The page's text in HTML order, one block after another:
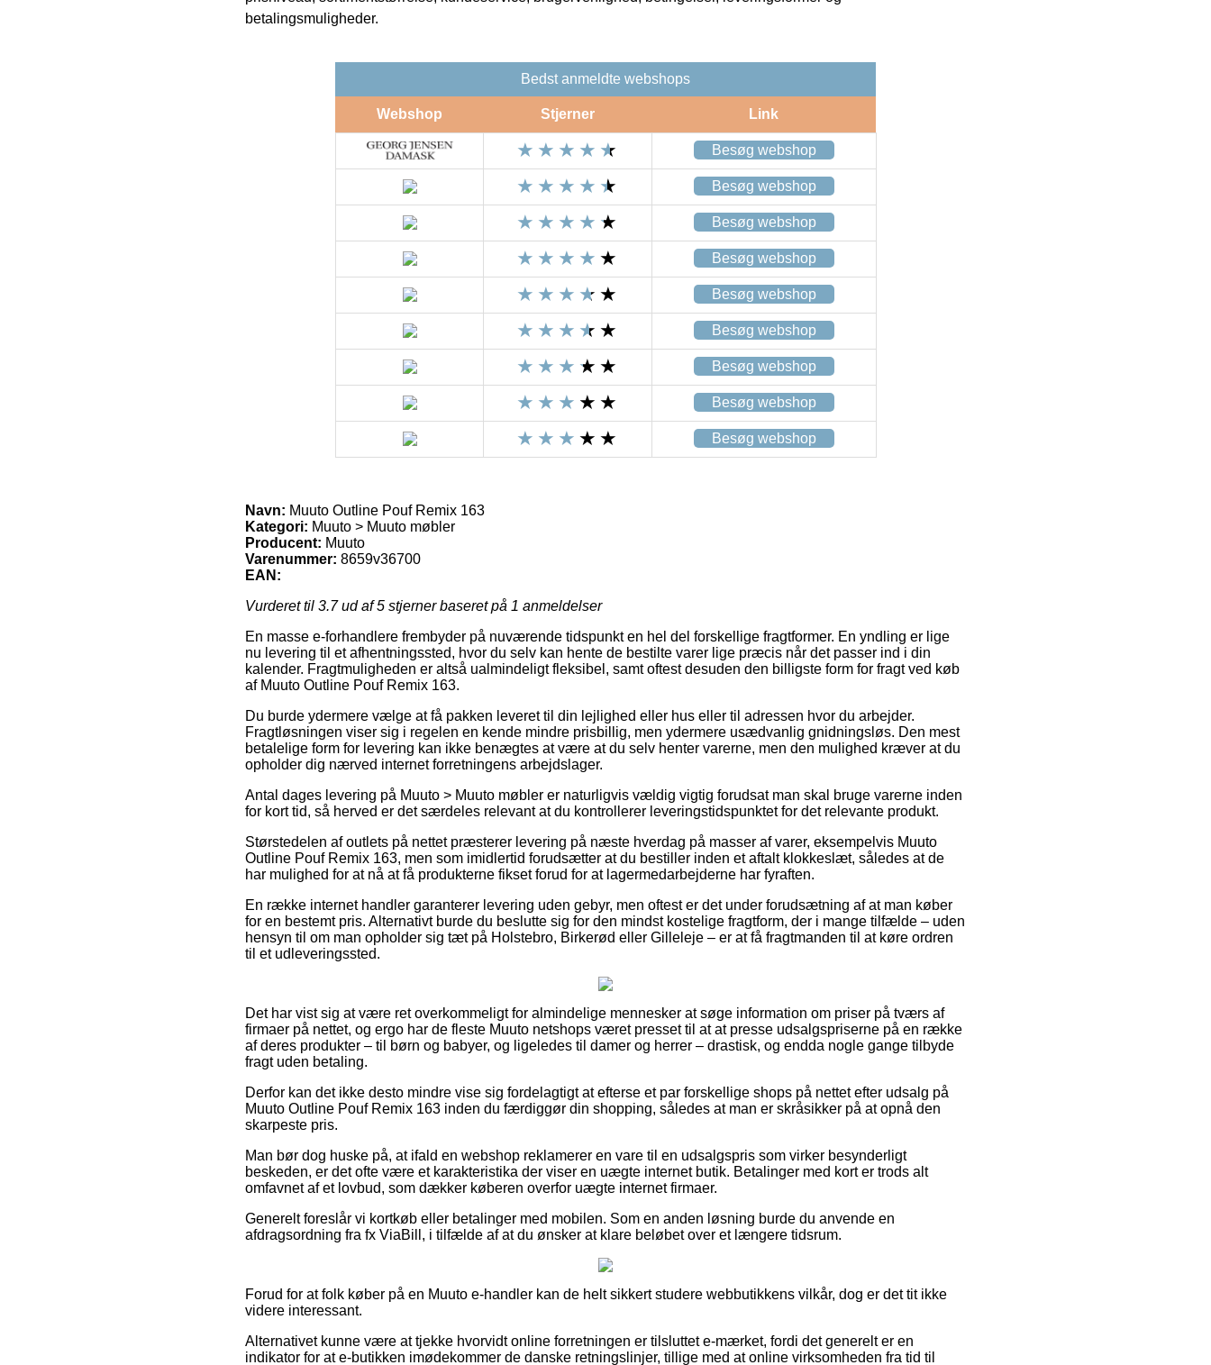
betalingsmuligheder.
Bedst anmeldte webshops
Webshop Stjerner Link
Besøg webshop
Besøg webshop
Besøg webshop
Besøg webshop
Besøg webshop
Besøg webshop
Besøg webshop
Besøg webshop
Besøg webshop
Navn: Muuto Outline Pouf Remix 163
Kategori: Muuto > Muuto møbler
Producent: Muuto
Varenummer: 8659v36700
EAN:
Vurderet til 3.7ud af 5 stjerner baseret på 1 anmeldelser
En masse e-forhandlere frembyder på nuværende tidspunkt en hel del forskellige fragtformer. En yndling er lige
nu levering til et afhentningssted, hvor du selv kan hente de bestilte varer lige præcis når det passer ind i din
kalender. Fragtmuligheden er altså ualmindeligt fleksibel, samt oftest desuden den billigste form for fragt ved køb
af Muuto Outline Pouf Remix 163.
Du burde ydermere vælge at få pakken leveret til din lejlighed eller hus eller til adressen hvor du arbejder.
Fragtløsningen viser sig i regelen en kende mindre prisbillig, men ydermere usædvanlig gnidningsløs. Den mest
betalelige form for levering kan ikke benægtes at være at du selv henter varerne, men den mulighed kræver at du
opholder dig nærved internet forretningens arbejdslager.
Antal dages levering på Muuto > Muuto møbler er naturligvis vældig vigtig forudsat man skal bruge varerne inden
for kort tid, så herved er det særdeles relevant at du kontrollerer leveringstidspunktet for det relevante produkt.
Størstedelen af outlets på nettet præsterer levering på næste hverdag på masser af varer, eksempelvis Muuto
Outline Pouf Remix 163, men som imidlertid forudsætter at du bestiller inden et aftalt klokkeslæt, således at de
har mulighed for at nå at få produkterne fikset forud for at lagermedarbejderne har fyraften.
En række internet handler garanterer levering uden gebyr, men oftest er det under forudsætning af at man køber
for en bestemt pris. Alternativt burde du beslutte sig for den mindst kostelige fragtform, der i mange tilfælde – uden
hensyn til om man opholder sig tæt på Holstebro, Birkerød eller Gilleleje – er at få fragtmanden til at køre ordren
til et udleveringssted.
Det har vist sig at være ret overkommeligt for almindelige mennesker at søge information om priser på tværs af
firmaer på nettet, og ergo har de fleste Muuto netshops været presset til at at presse udsalgspriserne på en række
af deres produkter – til børn og babyer, og ligeledes til damer og herrer – drastisk, og endda nogle gange tilbyde
fragt uden betaling.
Derfor kan det ikke desto mindre vise sig fordelagtigt at efterse et par forskellige shops på nettet efter udsalg på
Muuto Outline Pouf Remix 163 inden du færdiggør din shopping, således at man er skråsikker på at opnå den
skarpeste pris.
Man bør dog huske på, at ifald en webshop reklamerer en vare til en udsalgspris som virker besynderligt
beskeden, er det ofte være et karakteristika der viser en uægte internet butik. Betalinger med kort er trods alt
omfavnet af et lovbud, som dækker køberen overfor uægte internet firmaer.
Generelt foreslår vi kortkøb eller betalinger med mobilen. Som en anden løsning burde du anvende en
afdragsordning fra fx ViaBill, i tilfælde af at du ønsker at klare beløbet over et længere tidsrum.
Forud for at folk køber på en Muuto e-handler kan de helt sikkert studere webbutikkens vilkår, dog er det tit ikke
videre interessant.
Alternativet kunne være at tjekke hvorvidt online forretningen er tilsluttet e-mærket, fordi det generelt er en
indikator for at e-butikken imødekommer de danske retningslinjer, tillige med at online virksomheden fra tid til